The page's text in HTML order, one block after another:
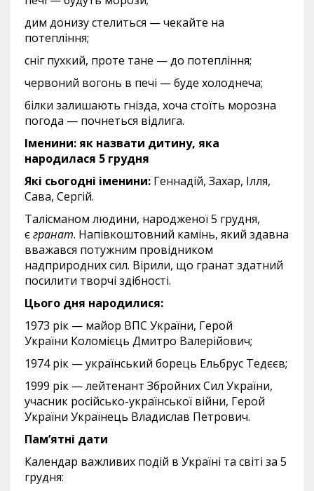
дим донизу стелиться — чекайте на
потепління;
сніг пухкий, проте тане — до потепління;
червоний вогонь в печі — буде холоднеча;
білки залишають гнізда, хоча стоїть морозна
погода — почнеться відлига.
Іменини: як назвати дитину, яка
народилася 5 грудня
Які сьогодні іменини: Геннадій, Захар, Ілля,
Сава, Сергій.
Талісманом людини, народженої 5 грудня,
єгранат. Напівкоштовний камінь, який здавна
вважався потужним провідником
надприродних сил. Вірили, що гранат здатний
посилити творчі здібності.
Цього дня народилися:
1973 рік — майор ВПС України, Герой
України Коломієць Дмитро Валерійович;
1974 рік — український борець Ельбрус Тедєєв;
1999 рік — лейтенант Збройних Сил України,
учасник російсько-української війни, Герой
України Українець Владислав Петрович.
Пам’ятні дати
Календар важливих подій в Україні та світі за 5
грудня: